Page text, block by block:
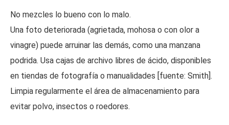
No mezcles lo bueno con lo malo.
Una foto deteriorada (agrietada, mohosa o con olor a
vinagre) puede arruinar las demás, como una manzana
podrida. Usa cajas de archivo libres de ácido, disponibles
en tiendas de fotografía o manualidades [fuente: Smith].
Limpia regularmente el área de almacenamiento para
evitar polvo, insectos o roedores.